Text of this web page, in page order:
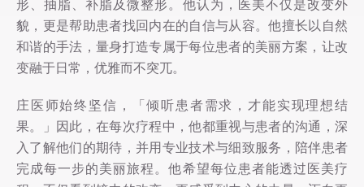
形、抽脂、补脂及微整形。他认为，医美不仅是改变外
貌，更是帮助患者找回内在的自信与从容。他擅长以自然
和谐的手法，量身打造专属于每位患者的美丽方案，让改
变融于日常，优雅而不突兀。
庄医师始终坚信，「倾听患者需求，才能实现理想结
果。」因此，在每次疗程中，他都重视与患者的沟通，深
入了解他们的期待，并用专业技术与细致服务，陪伴患者
完成每一步的美丽旅程。他希望每位患者能透过医美疗